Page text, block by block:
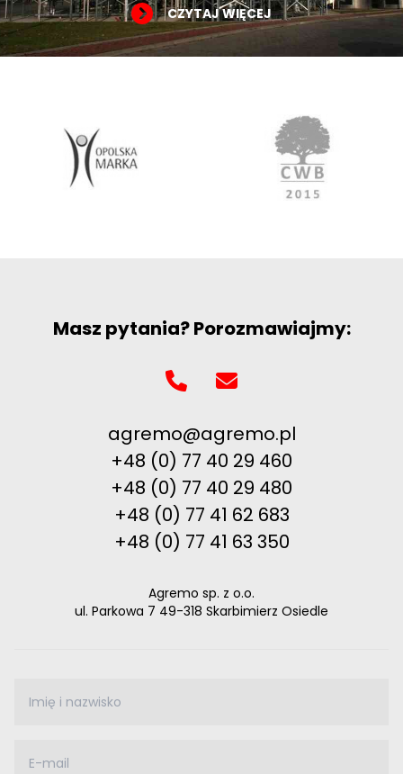
CZYTAJ WIĘCEJ
Masz pytania? Porozmawiajmy:
agremo@agremo.pl
+48 (0) 77 40 29 460
+48 (0) 77 40 29 480
+48 (0) 77 41 62 683
+48 (0) 77 41 63 350
Agremo sp. z o.o.
ul. Parkowa 7 49-318 Skarbimierz Osiedle